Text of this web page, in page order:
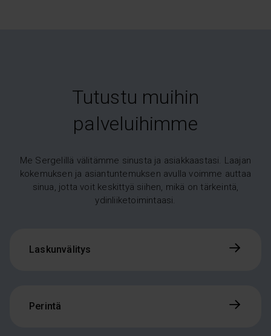
Tutustu muihin
palveluihimme
Me Sergelillä välitämme sinusta ja asiakkaastasi. Laajan
kokemuksen ja asiantuntemuksen avulla voimme auttaa
sinua, jotta voit keskittyä siihen, mikä on tärkeintä,
ydinliiketoimintaasi.
Laskunvälitys
Perintä